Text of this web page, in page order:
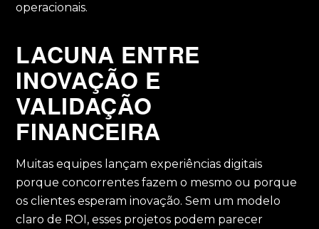
operacionais.
LACUNA ENTRE
INOVAÇÃO E
VALIDAÇÃO
FINANCEIRA
Muitas equipes lançam experiências digitais
porque concorrentes fazem o mesmo ou porque
os clientes esperam inovação. Sem um modelo
claro de ROI, esses projetos podem parecer